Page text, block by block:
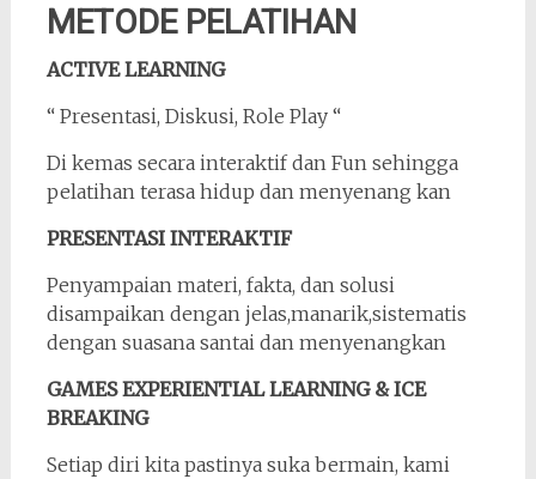
METODE PELATIHAN
ACTIVE LEARNING
“ Presentasi, Diskusi, Role Play “
Di kemas secara interaktif dan Fun sehingga
pelatihan terasa hidup dan menyenang kan
PRESENTASI INTERAKTIF
Penyampaian materi, fakta, dan solusi
disampaikan dengan jelas,manarik,sistematis
dengan suasana santai dan menyenangkan
GAMES EXPERIENTIAL LEARNING & ICE
BREAKING
Setiap diri kita pastinya suka bermain, kami